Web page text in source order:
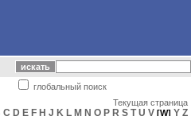
глобальный поиск
Текущая страница
C D E F H J K L M N O P R S T U V [W] Y Z